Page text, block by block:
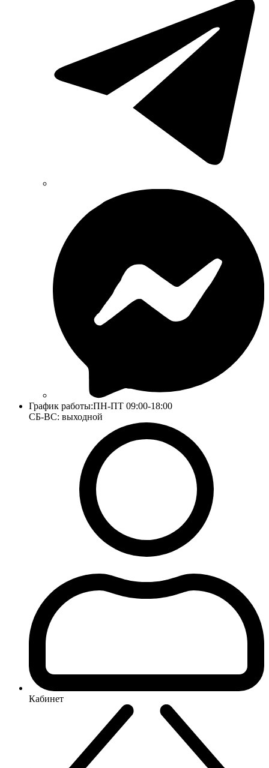
График работы:ПН-ПТ 09:00-18:00
СБ-ВС: выходной
Кабинет